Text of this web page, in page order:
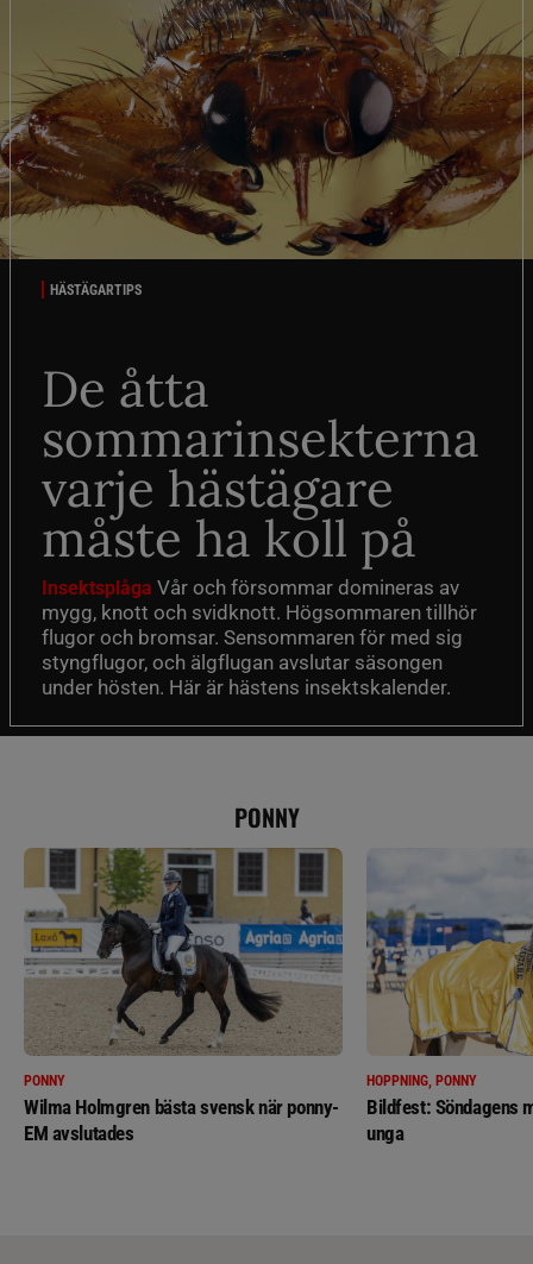
HÄSTÄGARTIPS
De åtta
sommarinsekterna
varje hästägare
måste ha koll på
Insektsplåga Vår och försommar domineras av
mygg, knott och svidknott. Högsommaren tillhör
flugor och bromsar. Sensommaren för med sig
styngflugor, och älgflugan avslutar säsongen
under hösten. Här är hästens insektskalender.
PONNY
PONNY
Wilma Holmgren bästa svensk när ponny-
EM avslutades
HOPPNING, PONNY
Bildfest: Söndagens
unga